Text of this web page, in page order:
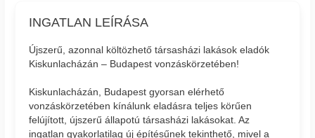
INGATLAN LEÍRÁSA
Újszerű, azonnal költözhető társasházi lakások eladók
Kiskunlacházán – Budapest vonzáskörzetében!
Kiskunlacházán, Budapest gyorsan elérhető
vonzáskörzetében kínálunk eladásra teljes körűen
felújított, újszerű állapotú társasházi lakásokat. Az
ingatlan gyakorlatilag új építésűnek tekinthető, mivel a